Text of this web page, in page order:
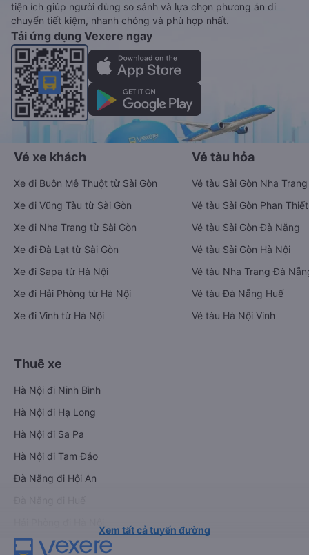
tiện ích giúp người dùng so sánh và lựa chọn phương án di
chuyển tiết kiệm, nhanh chóng và phù hợp nhất.
Tải ứng dụng Vexere ngay
Vé xe khách
Xe đi Buôn Mê Thuột từ Sài Gòn
Xe đi Vũng Tàu từ Sài Gòn
Xe đi Nha Trang từ Sài Gòn
Xe đi Đà Lạt từ Sài Gòn
Xe đi Sapa từ Hà Nội
Xe đi Hải Phòng từ Hà Nội
Xe đi Vinh từ Hà Nội
Vé tàu hỏa
Vé tàu Sài Gòn Nha Trang
Vé tàu Sài Gòn Phan Thiết
Vé tàu Sài Gòn Đà Nẵng
Vé tàu Sài Gòn Hà Nội
Vé tàu Nha Trang Đà
Vé tàu Đà Nẵng Huế
Vé tàu Hà Nội Vinh
Thuê xe
Hà Nội đi Ninh Bình
Hà Nội đi Hạ Long
Hà Nội đi Sa Pa
Hà Nội đi Tam Đảo
Đà Nẵng đi Hội An
Xem tất cả tuyến đường